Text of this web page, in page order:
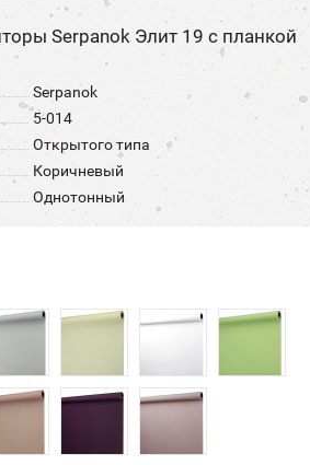
Serpanok Элит 19 с планкой
Serpanok
5-014
Открытого типа
Коричневый
Однотонный